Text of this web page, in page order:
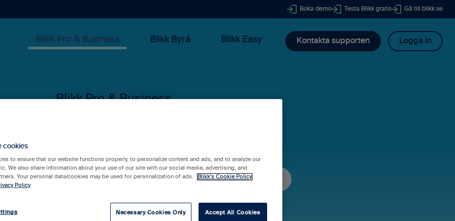
Boka demo Testa Blikk gratis Gå till blikk.se
Blikk Pro & Business Blikk Byrå Blikk Easy Kontakta supporten Logga in
kan vi hjälpa dig?
cookies
to ensure that our website functions properly, to personalize content and ads, and to analyze our
We also share information about your use of our site with our social media, advertising, and
Your personal data/cookies may be used for personalization of ads.
Blikk's Cookie Policy
Policy
Necessary Cookies Only Accept All Cookies